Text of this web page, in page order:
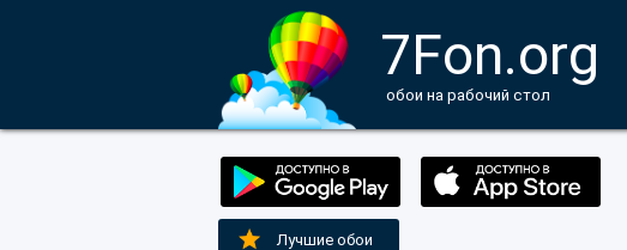
7Fon.org
обои на рабочий стол
Лучшие обои